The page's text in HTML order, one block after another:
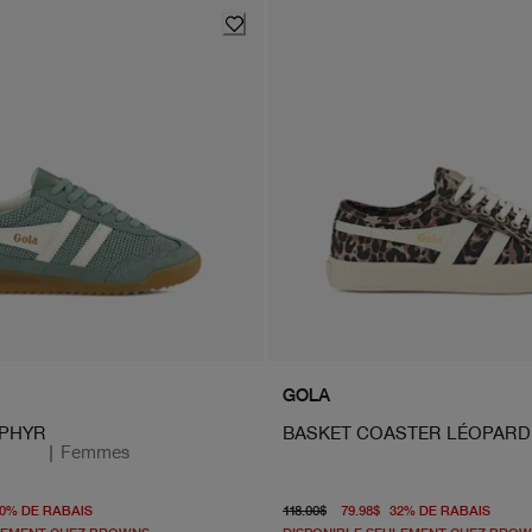
| Femmes
168.00$
% DE RABAISÀ partir du prix actuel 83.98$
GOLA
BASKET COASTER LÉOPARD
118.00$ prix d'origine 118.00$
79.98$ 32% DE RABAISÀ